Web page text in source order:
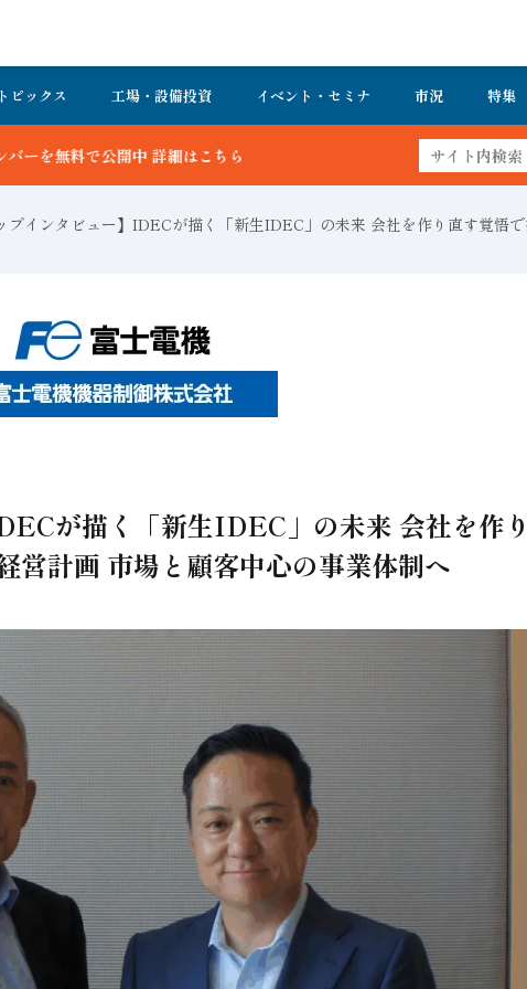
ピックス 工場・設備投資 イベント・セミナ 市況 特集
ちら
プインタビュー】IDECが描く「新生IDEC」の未来 会社を作り直す覚悟
が描く「新生IDEC」の未来 会社を作
営計画 市場と顧客中心の事業体制へ